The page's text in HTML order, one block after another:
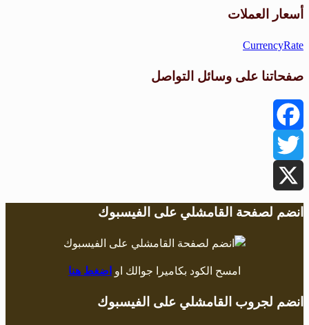
أسعار العملات
CurrencyRate
صفحاتنا على وسائل التواصل
Facebook
Twitter
X
انضم لصفحة القامشلي على الفيسبوك
امسح الكود بكاميرا جوالك او اضغط هنا
انضم لجروب القامشلي على الفيسبوك